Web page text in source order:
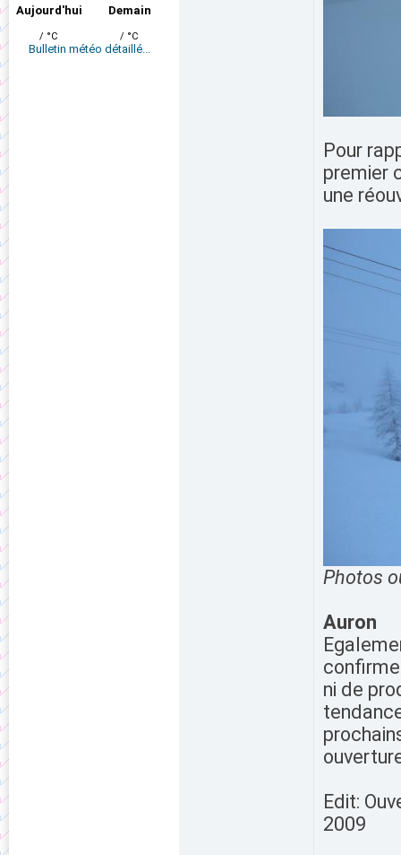
Aujourd'hui
/ °C
Demain
/ °C
Bulletin météo détaillé...
Pour
premier
une
Photos
Auron
ni de
Edit:
2009